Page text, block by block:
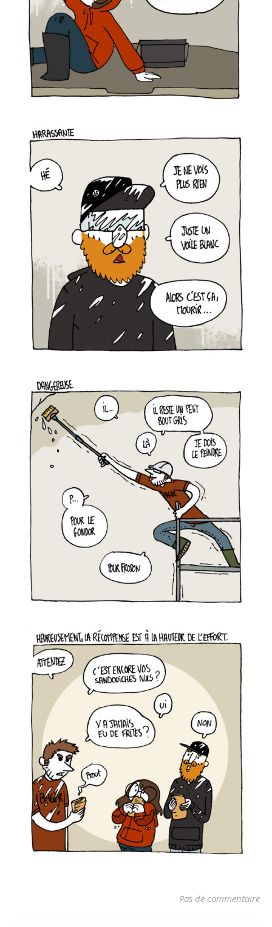
Pas de commentaire